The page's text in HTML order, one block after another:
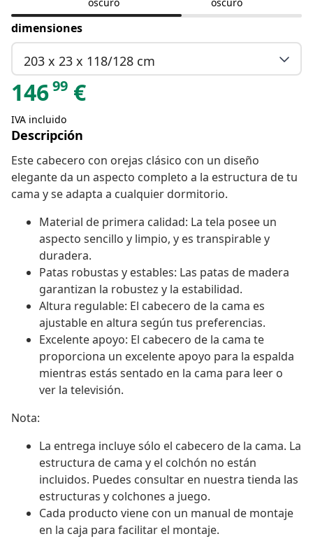
dimensiones
203 x 23 x 118/128 cm
14699 €
IVA incluido
Descripción
Este cabecero con orejas clásico con un diseño
elegante da un aspecto completo a la estructura de tu
cama y se adapta a cualquier dormitorio.
Material de primera calidad: La tela posee un
aspecto sencillo y limpio, y es transpirable y
duradera.
Patas robustas y estables: Las patas de madera
garantizan la robustez y la estabilidad.
Altura regulable: El cabecero de la cama es
ajustable en altura según tus preferencias.
Excelente apoyo: El cabecero de la cama te
proporciona un excelente apoyo para la espalda
mientras estás sentado en la cama para leer o
ver la televisión.
Nota:
La entrega incluye sólo el cabecero de la cama. La
estructura de cama y el colchón no están
incluidos. Puedes consultar en nuestra tienda las
estructuras y colchones a juego.
Cada producto viene con un manual de montaje
en la caja para facilitar el montaje.